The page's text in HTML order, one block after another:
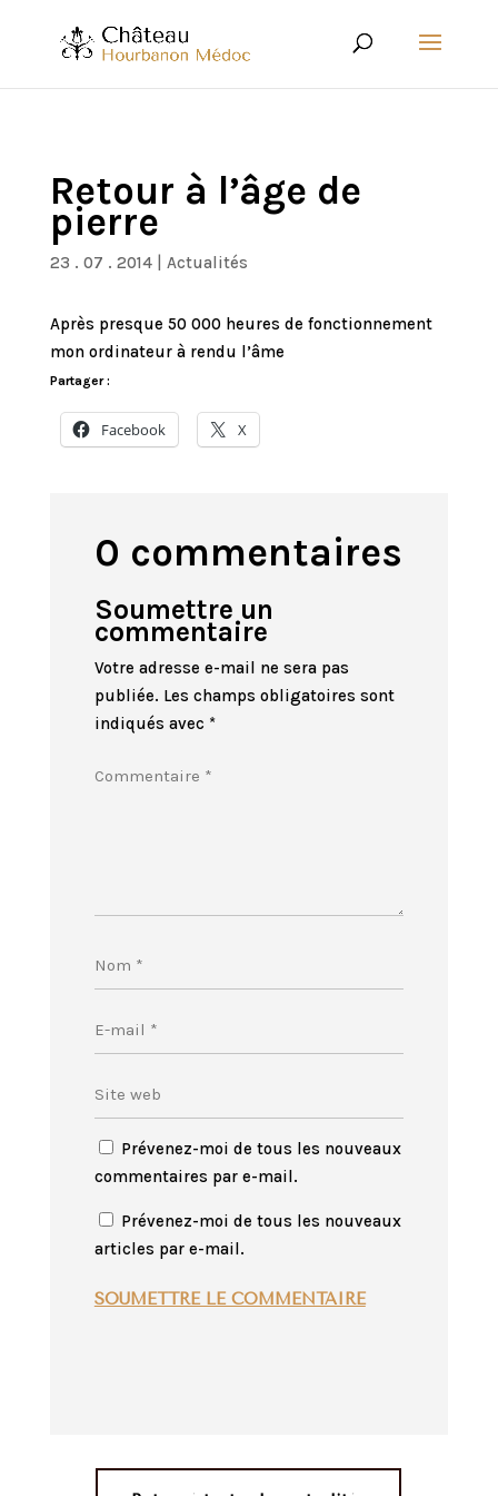
Retour à l’âge de
pierre
23 . 07 . 2014| Actualités
Après presque 50 000 heures de fonctionnement
mon ordinateur à rendu l’âme
Partager :
Facebook X
0 commentaires
Soumettre un
commentaire
Votre adresse e-mail ne sera pas
publiée. Les champs obligatoires sont
indiqués avec *
Prévenez-moi de tous les nouveaux
commentaires par e-mail.
Prévenez-moi de tous les nouveaux
articles par e-mail.
SOUMETTRE LE COMMENTAIRE